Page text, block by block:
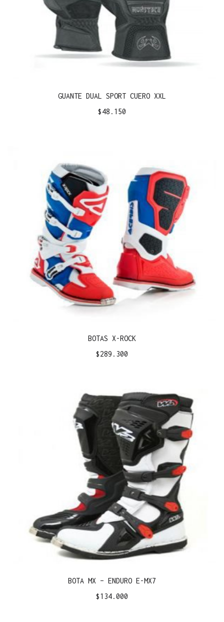
GUANTE DUAL SPORT CUERO XXL
$48.150
BOTAS X-ROCK
$289.300
BOTA MX – ENDURO E-MX7
$134.000